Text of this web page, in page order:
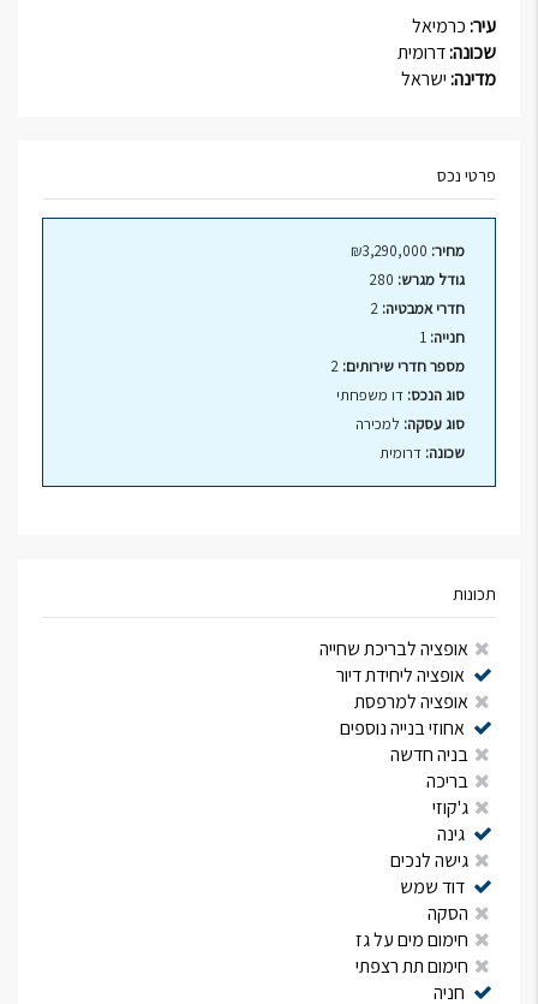
עיר:כרמיאל
שכונה:דרומית
מדינה:ישראל
פרטי נכס
מחיר:
גודל מגרש:
חדרי אמבטיה:
חנייה:
מספר חדרי שירותים:
סוג הנכס: דו משפחתי
סוג עסקה: למכירה
שכונה: דרומית
תכונות
אופציה לבריכת שחייה
אופציה ליחידת דיור
אופציה למרפסת
אחוזי בנייה נוספים
בניה חדשה
בריכה
ג'קוזי
גינה
גישה לנכים
דוד שמש
הסקה
חימום מים על גז
חימום תת רצפתי
חניה